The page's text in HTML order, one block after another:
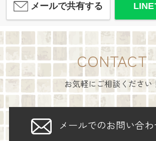
メールで共有する LINE
CONTACT
お気軽にご相談ください
メールでのお問い合